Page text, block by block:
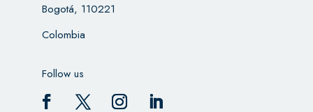
Bogotá, 110221
Colombia
Follow us